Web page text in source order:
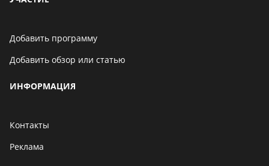
Добавить программу
Добавить обзор или статью
ИНФОРМАЦИЯ
Контакты
Реклама